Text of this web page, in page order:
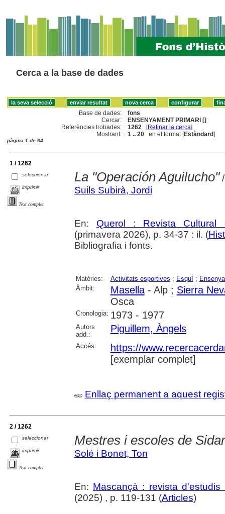
Cerca a la base de dades
Base de dades:
fons
Cercar:
ENSENYAMENT PRIMARI []
Referències trobades:
1262 [Refinar la cerca]
Mostrant:
1 .. 20 en el format [Estàndard]
pàgina 1 de 64
1 / 1262
seleccionar
imprimir
Text complet
La "Operación Aguilucho"/
Suils Subirà, Jordi
En: Querol : Revista Cultural
(primavera 2026), p. 34-37 : il. (
Bibliografia i fonts.
Matèries: Activitats esportives ; Esquí;
Àmbit:
Masella- Alp ; Sierra
Osca
Cronologia: 1973 - 1977
Autors
add.:
Piguillem, Àngels
Accés:
https://
[exemplar complet]
Enllaç permanent a aquest
2 / 1262
seleccionar
imprimir
Text complet
Mestres i escoles de
Solé i Bonet, Ton
En: Mascançà : revista
(2025) , p. 119-131 (Articles)